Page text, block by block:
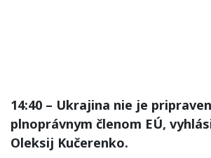
14:40 – Ukrajina nie je
plnoprávnym členom EÚ,
Oleksij Kučerenko.